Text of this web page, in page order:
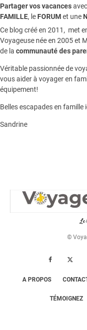
Partager vos vacances
FAMILLE, le FORUMet une
Ce blog créé en 2011, met
Voyageuse née en 2005 et
de la communauté des
Véritable passionnée de
vous aider à voyager en
équipement!
Belles escapades en famille
Sandrine
Le
©
A PROPOS
TÉMOIGNEZ